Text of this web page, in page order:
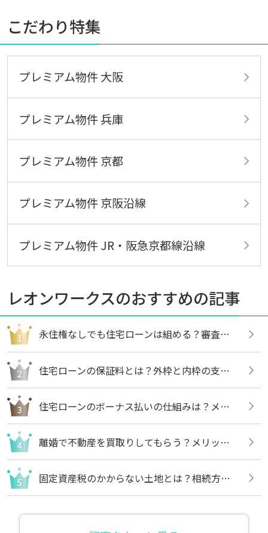
こだわり特集
プレミアム物件 大阪
プレミアム物件 兵庫
プレミアム物件 京都
プレミアム物件 京阪沿線
プレミアム物件 JR・阪急京都線沿線
レオンワークスのおすすめの記事
永住権なしでも住宅ローンは組める？審査内容や借りる方法についても解説
住宅ローンの保証料とは？外枠と内枠の支払い方法や違いについても解説
住宅ローンのボーナス払いの仕組みは？メリットや注意点についても解説
離婚で不動産を買取りしてもらう？メリットや売却の流れについても解説
固定資産税のかからない土地とは？相続方法や不要な場合の処分方法も解説